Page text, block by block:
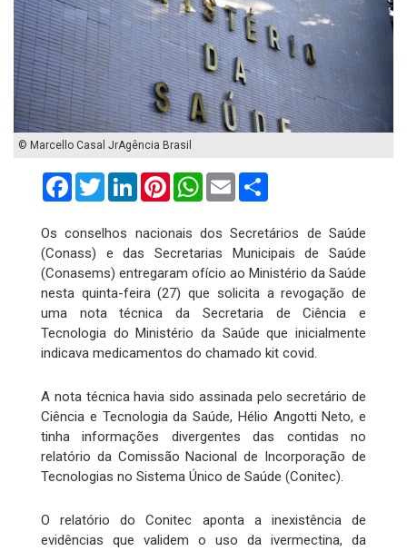
© Marcello Casal JrAgência Brasil
FacebookTwitterLinkedInPinterestWhatsApp
Email
Os conselhos nacionais dos Secretários de Saúde
(Conass) e das Secretarias Municipais de Saúde
(Conasems) entregaram ofício ao Ministério da Saúde
nesta quinta-feira (27) que solicita a revogação de
uma nota técnica da Secretaria de Ciência e
Tecnologia do Ministério da Saúde que inicialmente
indicava medicamentos do chamado kit covid.
A nota técnica havia sido assinada pelo secretário de
Ciência e Tecnologia da Saúde, Hélio Angotti Neto, e
tinha informações divergentes das contidas no
relatório da Comissão Nacional de Incorporação de
Tecnologias no Sistema Único de Saúde (Conitec).
O relatório do Conitec aponta a inexistência de
evidências que validem o uso da ivermectina, da